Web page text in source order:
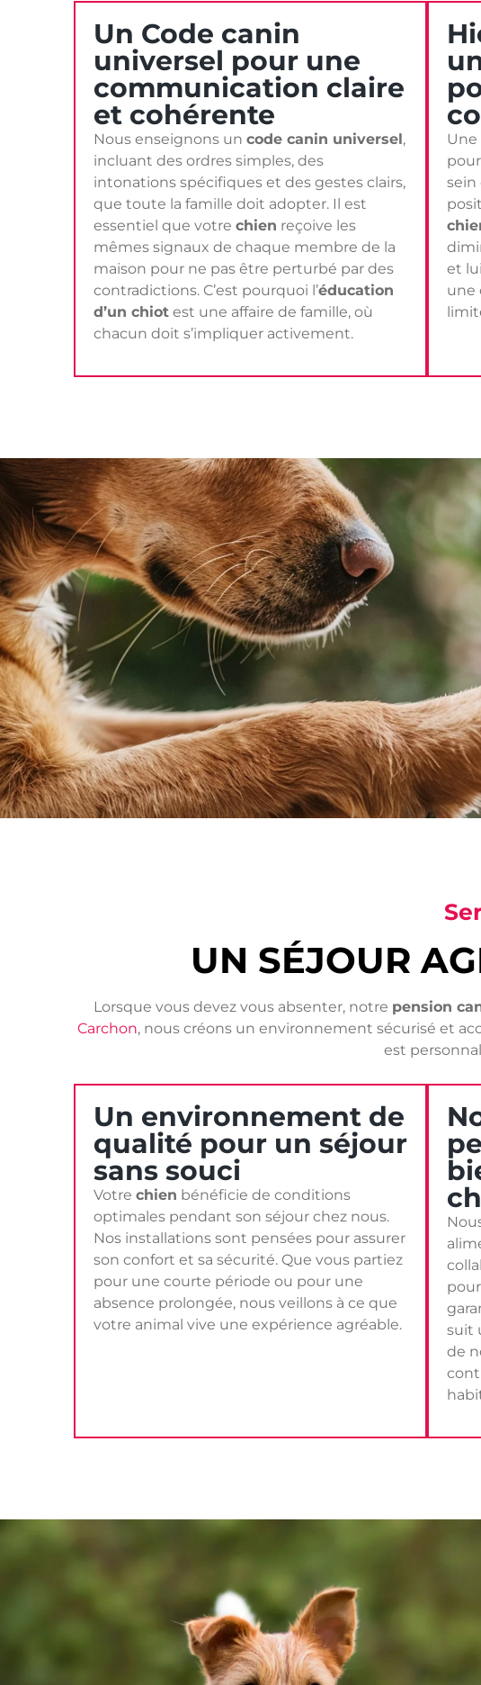
Un Code canin
universel pour une
communication claire
et cohérente
Nous enseignons un code canin universel,
incluant des ordres simples, des
intonations spécifiques et des gestes clairs,
que toute la famille doit adopter. Il est
essentiel que votre chien reçoive les
mêmes signaux de chaque membre de la
maison pour ne pas être perturbé par des
contradictions. C’est pourquoi l’éducation
d’un chiot est une affaire de famille, où
chacun doit s’impliquer activement.
Une
sein
et
une
UN SÉJOUR
Lorsque vous devez vous absenter, notre pension
Carchon, nous créons un environnement sécurisé et
est
Un environnement de
qualité pour un séjour
sans souci
Votre chien bénéficie de conditions
optimales pendant son séjour chez nous.
Nos installations sont pensées pour assurer
son confort et sa sécurité. Que vous partiez
pour une courte période ou pour une
absence prolongée, nous veillons à ce que
votre animal vive une expérience agréable.
suit
de